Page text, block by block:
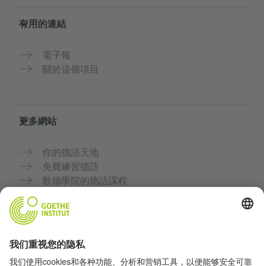
有用的連結
電子報
關於這個項目
更多網站
你的德語天地
免費練習德語
歌德學院的德語課程
隱私與無障礙